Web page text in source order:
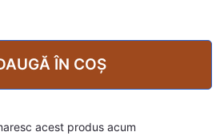
ÎN COȘ
acest produs acum